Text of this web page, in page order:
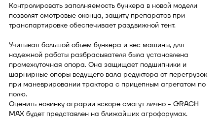
Контролировать заполняемость бункера в новой модели
позволят смотровые оконца, защиту препаратов при
транспартировке обеспечивает раздвижной тент.
Учитывая большой объем бункера и вес машины, для
надежной работы разбрасывателя была установлена
промежуточная опора. Она защищает подшипники и
шарнирные опоры ведущего вала редуктора от перегрузок
при маневрировании трактора с прицепным агрегатом по
полю.
Оценить новинку аграрии вскоре смогут лично - GRACH
MAX будет представлен на ближайших агрофорумах.